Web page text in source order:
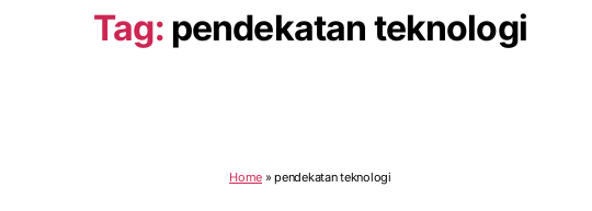
Tag: pendekatan teknologi
Home »pendekatan teknologi